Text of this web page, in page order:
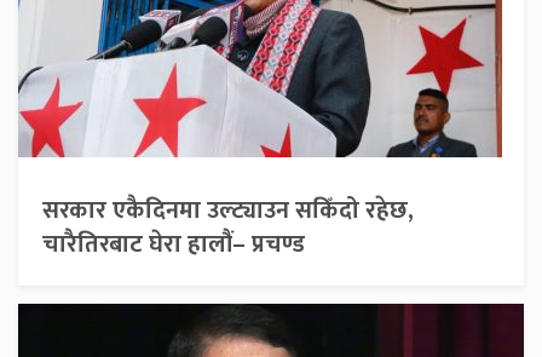
सरकार एकैदिनमा उल्ट्याउन सकिँदो रहेछ,
चारैतिरबाट घेरा हालौं– प्रचण्ड